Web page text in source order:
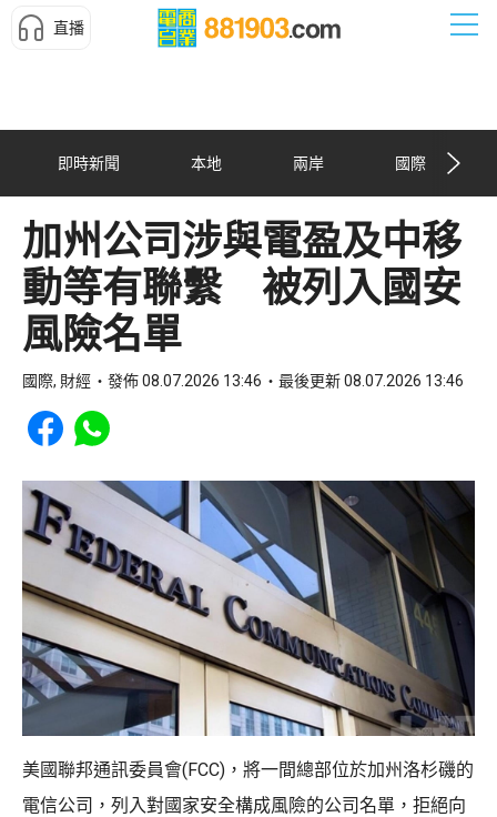
直播
即時新聞 本地 兩岸 國際
加州公司涉與電盈及中移
動等有聯繫 被列入國安
風險名單
國際, 財經 發佈 08.07.2026 13:46 最後更新 08.07.2026 13:46
Share to Facebook
Share to WhatsApp
美國聯邦通訊委員會(FCC)，將一間總部位於加州洛杉磯的
電信公司，列入對國家安全構成風險的公司名單，拒絕向